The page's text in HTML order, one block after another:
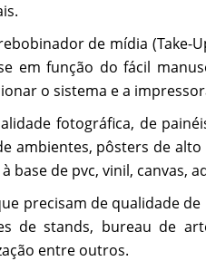
de mídia
em função do fácil
o sistema e a
fotográfica, de
ambientes, pôsters de
de pvc, vinil, canvas,
precisam de qualidade
de stands, bureau de
entre outros.